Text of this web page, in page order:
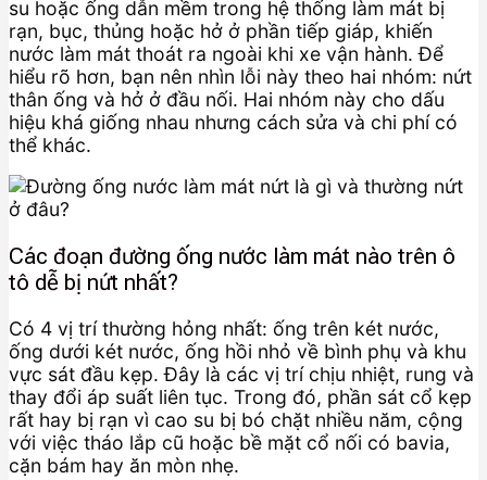
su hoặc ống dẫn mềm trong hệ thống làm mát bị
rạn, bục, thủng hoặc hở ở phần tiếp giáp, khiến
nước làm mát thoát ra ngoài khi xe vận hành. Để
hiểu rõ hơn, bạn nên nhìn lỗi này theo hai nhóm: nứt
thân ống và hở ở đầu nối. Hai nhóm này cho dấu
hiệu khá giống nhau nhưng cách sửa và chi phí có
thể khác.
Các đoạn đường ống nước làm mát nào trên ô
tô dễ bị nứt nhất?
Có 4 vị trí thường hỏng nhất: ống trên két nước,
ống dưới két nước, ống hồi nhỏ về bình phụ và khu
vực sát đầu kẹp. Đây là các vị trí chịu nhiệt, rung và
thay đổi áp suất liên tục. Trong đó, phần sát cổ kẹp
rất hay bị rạn vì cao su bị bó chặt nhiều năm, cộng
với việc tháo lắp cũ hoặc bề mặt cổ nối có bavia,
cặn bám hay ăn mòn nhẹ.